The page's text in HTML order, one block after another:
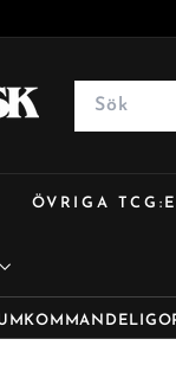
Search
ÖVRIGA
KOMMANDE